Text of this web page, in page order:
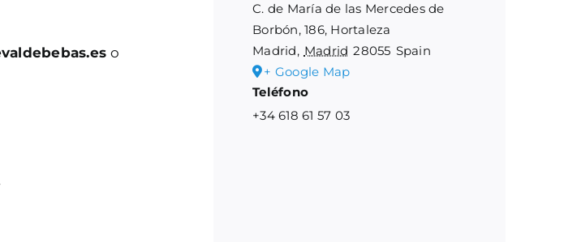
o
C. de María de las Mercedes de
Borbón, 186, Hortaleza
Madrid, Madrid 28055 Spain
+ Google Map
Teléfono
+34 618 61 57 03